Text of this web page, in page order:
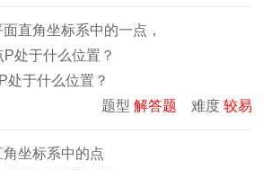
直角坐标系中的一点，
P处于什么位置？
处于什么位置？
题型 解答题 难度 较易
坐标系中的点